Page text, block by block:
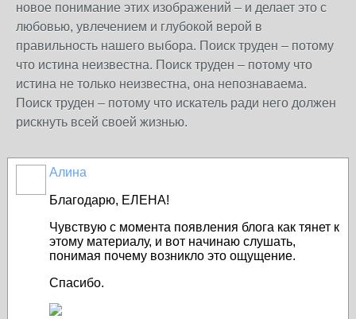
новое понимание этих изображений – и делает это с
любовью, увлечением и глубокой верой в
правильность нашего выбора. Поиск труден – потому
что истина неизвестна. Поиск труден – потому что
истина не только неизвестна, она непознаваема.
Поиск труден – потому что искатель ради него должен
рискнуть всей своей жизнью.
Алина
Благодарю, ЕЛЕНА!
Чувствую с момента появления блога как тянет к
этому материалу, и вот начинаю слушать,
понимая почему возникло это ощущение.
Спасибо.